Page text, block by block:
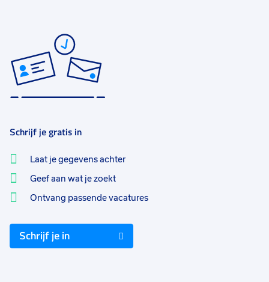
Schrijf je gratis in
Laat je gegevens achter
Geef aan wat je zoekt
Ontvang passende vacatures
Schrijf je in